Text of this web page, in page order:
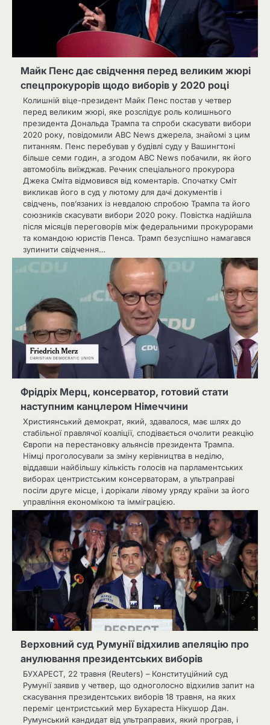
Майк Пенс дає свідчення перед великим жюрі
спецпрокурорів щодо виборів у 2020 році
Колишній віце-президент Майк Пенс постав у четвер
перед великим жюрі, яке розслідує роль колишнього
президента Дональда Трампа та спроби скасувати вибори
2020 року, повідомили ABC News джерела, знайомі з цим
питанням. Пенс перебував у будівлі суду у Вашингтоні
більше семи годин, а згодом ABC News побачили, як його
автомобіль виїжджав. Речник спеціального прокурора
Джека Сміта відмовився від коментарів. Спочатку Сміт
викликав його в суд у лютому для дачі документів і
свідчень, пов’язаних із невдалою спробою Трампа та його
союзників скасувати вибори 2020 року. Повістка надійшла
після місяців переговорів між федеральними прокурорами
та командою юристів Пенса. Трамп безуспішно намагався
зупинити свідчення…
Фрідріх Мерц, консерватор, готовий стати
наступним канцлером Німеччини
Християнський демократ, який, здавалося, має шлях до
стабільної правлячої коаліції, сподівається очолити реакцію
Європи на перестановку альянсів президента Трампа.
Німці проголосували за зміну керівництва в неділю,
віддавши найбільшу кількість голосів на парламентських
виборах центристським консерваторам, а ультраправі
посіли друге місце, і дорікали лівому уряду країни за його
управління економікою та імміграцією.
Верховний суд Румунії відхилив апеляцію про
анулювання президентських виборів
БУХАРЕСТ, 22 травня (Reuters) – Конституційний суд
Румунії заявив у четвер, що одноголосно відхилив запит на
скасування президентських виборів 18 травня, на яких
переміг центристський мер Бухареста Нікушор Дан.
Румунський кандидат від ультраправих, який програв, і